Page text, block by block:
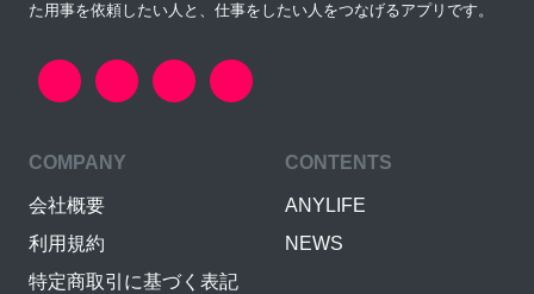
た用事を依頼したい人と、仕事をしたい人をつなげるアプリです。
COMPANY
会社概要
利用規約
特定商取引に基づく表記
CONTENTS
ANYLIFE
NEWS